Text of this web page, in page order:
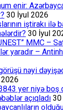
enir:
30 İyul 2026
iştirakı ilə
30 İyul
MMC –
yaradır –
nəyi
yer niyə boş
açıqladı 30